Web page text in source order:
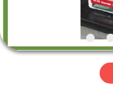
কারখানা